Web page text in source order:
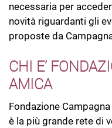
necessaria per
novità riguardanti gli
proposte da
CHI E’
AMICA
Fondazione
è la più grande rete di